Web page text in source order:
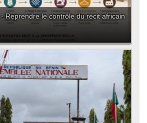
Reprendre le contrôle du récit africain